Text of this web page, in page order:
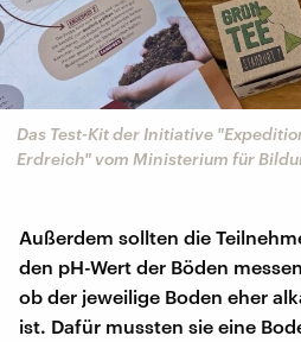
Das Test-Kit der Initiative
Erdreich" vom Ministerium für
Außerdem sollten die
den pH-Wert der Böden
ob der jeweilige Boden eher
ist. Dafür mussten sie eine